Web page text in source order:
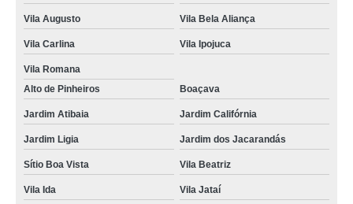
foto lembrança na Zona Leste preço Liberdade
foto lembrança no ABC Embu das Artes
foto lembrança na Zona Leste Paraíso
foto lembrança batizado preço Residencial Seis
foto lembrança para eventos preço Moema
foto lembrança em Santana Ubatuba
empresa que faz foto lembrança na Zona Norte Vila Helena
valor de foto lembrança em SP Reserva Biológica Alto de Serra
Vila Augusto Vila Bela Aliança
Vila Carlina Vila Ipojuca
Vila Romana
Alto de Pinheiros
Boaçava
Jardim Atibaia Jardim Califórnia
Jardim Ligia Jardim dos Jacarandás
Sítio Boa Vista Vila Beatriz
Vila Ida Vila Jataí